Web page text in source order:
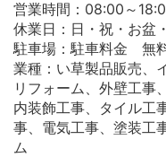
営業時間：08:00～
休業日：日・祝・お盆
駐車場：駐車料金 無
業種：い草製品販売、
リフォーム、外壁工事
内装飾工事、タイル工
事、電気工事、塗装工
ム